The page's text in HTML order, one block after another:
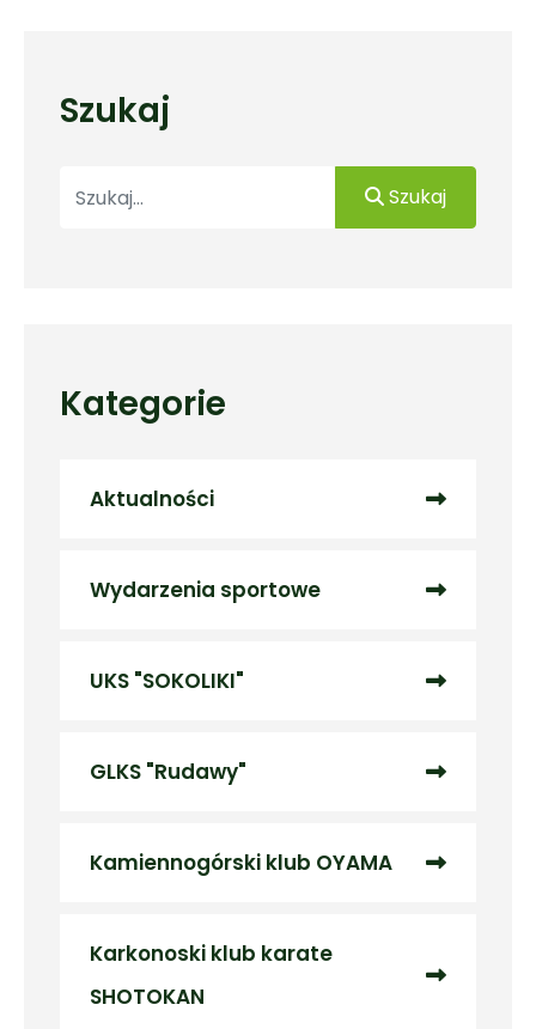
Szukaj
Szukaj
Kategorie
Aktualności
Wydarzenia sportowe
UKS "SOKOLIKI"
GLKS "Rudawy"
Kamiennogórski klub OYAMA
Karkonoski klub karate
SHOTOKAN